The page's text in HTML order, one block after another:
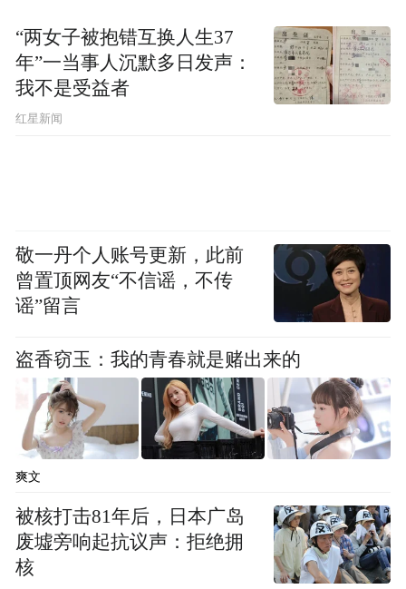
的资金难题，还提升了茶产业的整体竞争
力，实现了从茶园到茶杯的全链条发展，确
保金融活水精准灌溉至产业各个环节。
“两女子被抱错互换人生37
年”一当事人沉默多日发声：
我不是受益者
红星新闻
敬一丹个人账号更新，此前
曾置顶网友“不信谣，不传
谣”留言
盗香窃玉：我的青春就是赌出来的
爽文
被核打击81年后，日本广岛
废墟旁响起抗议声：拒绝拥
核